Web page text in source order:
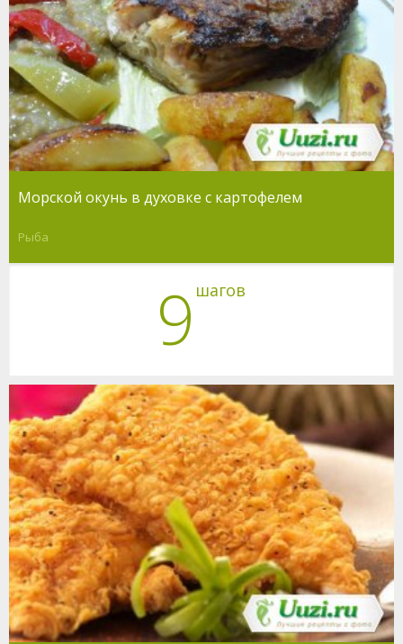
Морской окунь в духовке с картофелем
Рыба
9 шагов